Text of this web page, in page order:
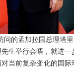
的孟加拉国总理塔里
生举行会晤，就进
当前复杂变化的国